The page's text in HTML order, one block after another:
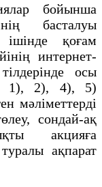
бойынша
басталуы
қоғам
интернет-
осы
1), 2), 4), 5)
мәліметтерді
сондай-ақ
акцияға
ақпарат